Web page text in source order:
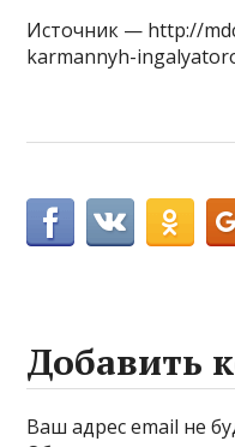
Источник — http://
karmannyh-
Добавить
Ваш адрес email не